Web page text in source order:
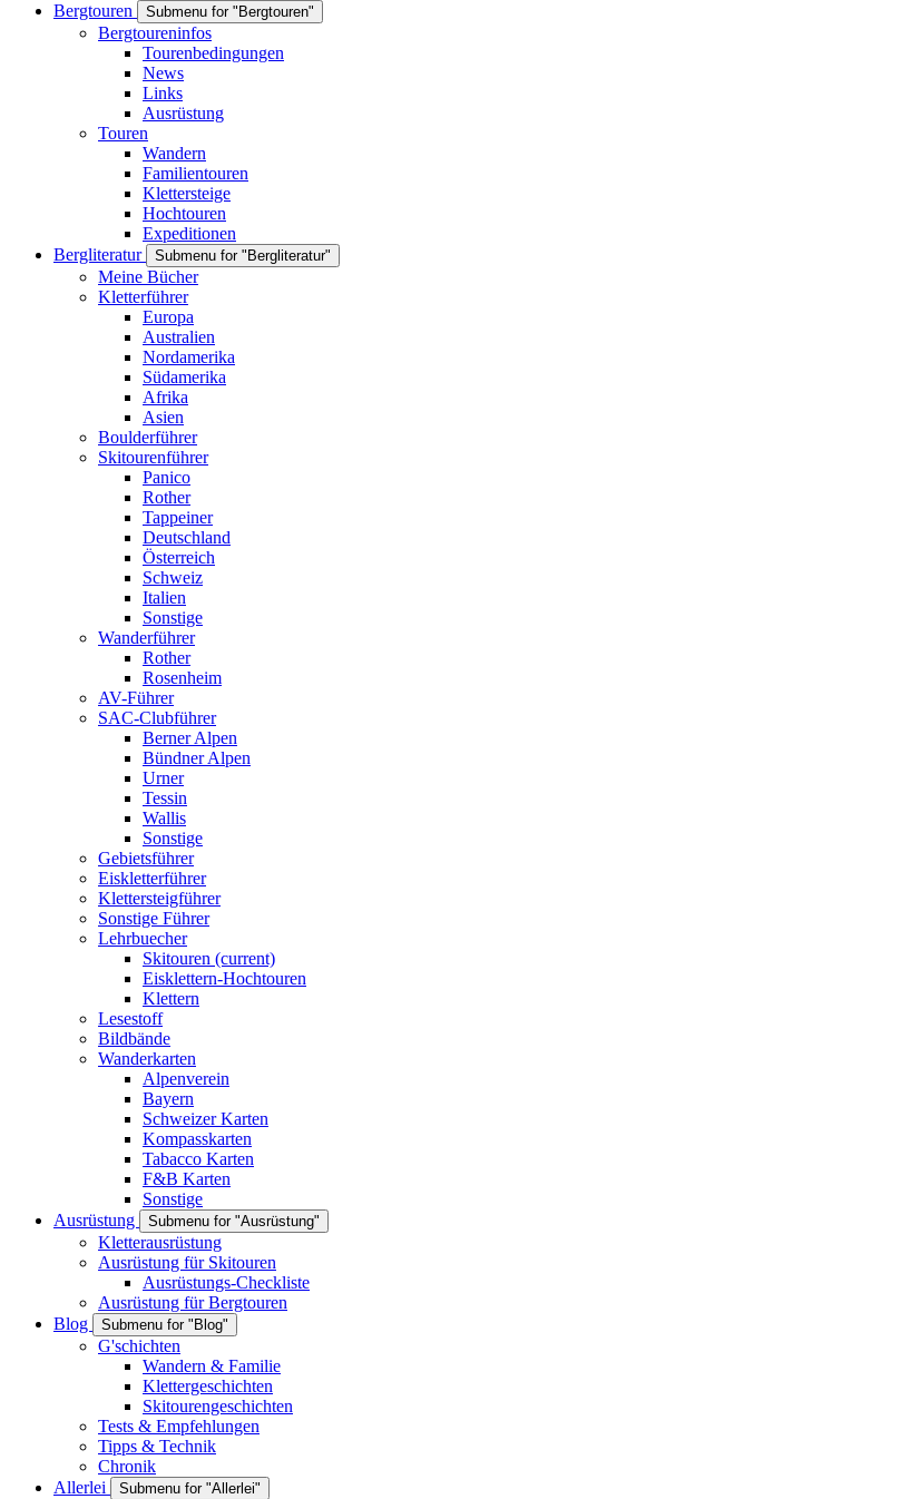
Bergtouren
Submenu for "Bergtouren"
Bergtoureninfos
Tourenbedingungen
News
Links
Ausrüstung
Touren
Wandern
Familientouren
Klettersteige
Hochtouren
Expeditionen
Bergliteratur
Submenu for "Bergliteratur"
Meine Bücher
Kletterführer
Europa
Australien
Nordamerika
Südamerika
Afrika
Asien
Boulderführer
Skitourenführer
Panico
Rother
Tappeiner
Deutschland
Österreich
Schweiz
Italien
Sonstige
Wanderführer
Rother
Rosenheim
AV-Führer
SAC-Clubführer
Berner Alpen
Bündner Alpen
Urner
Tessin
Wallis
Sonstige
Gebietsführer
Eiskletterführer
Klettersteigführer
Sonstige Führer
Lehrbuecher
Skitouren (current)
Eisklettern-Hochtouren
Klettern
Lesestoff
Bildbände
Wanderkarten
Alpenverein
Bayern
Schweizer Karten
Kompasskarten
Tabacco Karten
F&B Karten
Sonstige
Ausrüstung
Submenu for "Ausrüstung"
Kletterausrüstung
Ausrüstung für Skitouren
Ausrüstungs-Checkliste
Ausrüstung für Bergtouren
Blog
Submenu for "Blog"
G'schichten
Wandern & Familie
Klettergeschichten
Skitourengeschichten
Tests & Empfehlungen
Tipps & Technik
Chronik
Allerlei
Submenu for "Allerlei"